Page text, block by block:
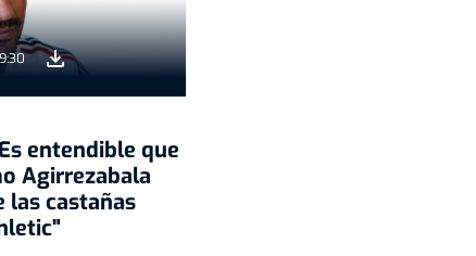
entendible que
Agirrezabala
las castañas